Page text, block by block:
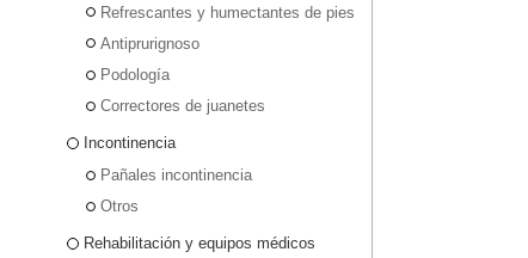
Refrescantes y humectantes de pies
Antiprurignoso
Podología
Correctores de juanetes
Incontinencia
Pañales incontinencia
Otros
Rehabilitación y equipos médicos